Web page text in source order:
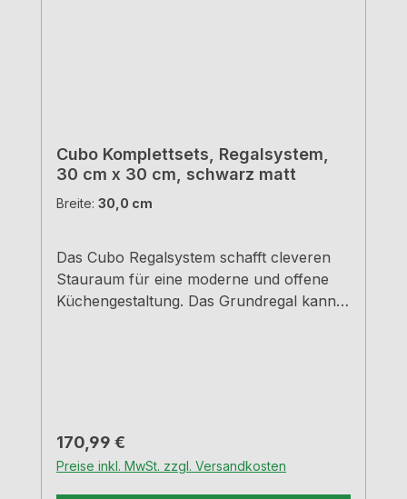
Cubo Komplettsets, Regalsystem,
30 cm x 30 cm, schwarz matt
Breite: 30,0 cm
Das Cubo Regalsystem schafft cleveren
Stauraum für eine moderne und offene
Küchengestaltung. Das Grundregal kann
Gläserhalter sowie Rückwand-Sets
separat erhältlich. Aluminiumprofile 1,8
cm x 1,8 cm Pulverbeschichtet mit
Regulärer Preis:
170,99 €
Preise inkl. MwSt. zzgl. Versandkosten